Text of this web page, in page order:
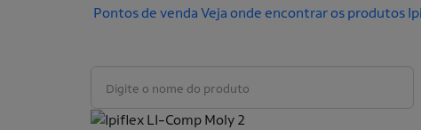
Pontos de venda Veja onde encontrar os produtos